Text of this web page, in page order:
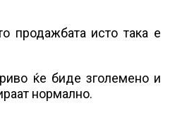
продажбата исто така е
ќе биде зголемено и
нормално.